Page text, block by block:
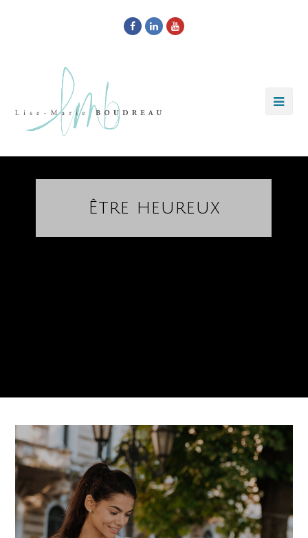
Facebook
LinkedInYoutube
Être heureux